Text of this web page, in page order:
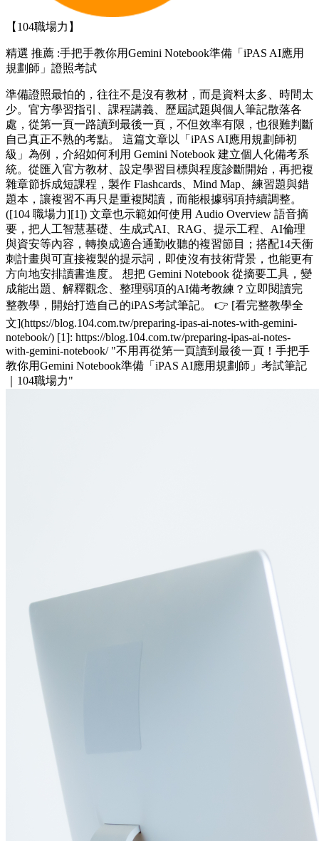
【104職場力】
精選 推薦 :手把手教你用Gemini Notebook準備「iPAS AI應用
規劃師」證照考試
準備證照最怕的，往往不是沒有教材，而是資料太多、時間太
少。官方學習指引、課程講義、歷屆試題與個人筆記散落各
處，從第一頁一路讀到最後一頁，不但效率有限，也很難判斷
自己真正不熟的考點。 這篇文章以「iPAS AI應用規劃師初
級」為例，介紹如何利用 Gemini Notebook 建立個人化備考系
統。從匯入官方教材、設定學習目標與程度診斷開始，再把複
雜章節拆成短課程，製作 Flashcards、Mind Map、練習題與錯
題本，讓複習不再只是重複閱讀，而能根據弱項持續調整。
([104 職場力][1]) 文章也示範如何使用 Audio Overview 語音摘
要，把人工智慧基礎、生成式AI、RAG、提示工程、AI倫理
與資安等內容，轉換成適合通勤收聽的複習節目；搭配14天衝
刺計畫與可直接複製的提示詞，即使沒有技術背景，也能更有
方向地安排讀書進度。 想把 Gemini Notebook 從摘要工具，變
成能出題、解釋觀念、整理弱項的AI備考教練？立即閱讀完
整教學，開始打造自己的iPAS考試筆記。 👉 [看完整教學全
文](https://blog.104.com.tw/preparing-ipas-ai-notes-with-gemini-
notebook/) [1]: https://blog.104.com.tw/preparing-ipas-ai-notes-
with-gemini-notebook/ "不用再從第一頁讀到最後一頁！手把手
教你用Gemini Notebook準備「iPAS AI應用規劃師」考試筆記
｜104職場力"